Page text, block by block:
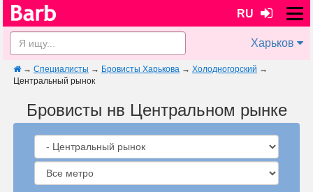
RU
Харьков
→ Специалисты → Бровисты Харькова → Холодногорский →
Центральный рынок
Бровисты нв Центральном рынке